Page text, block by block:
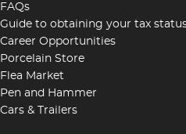
FAQs
Guide to obtaining your tax
Career Opportunities
Porcelain Store
Flea Market
Pen and Hammer
Cars & Trailers